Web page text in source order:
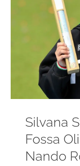
Silvana
Fossa
Nando